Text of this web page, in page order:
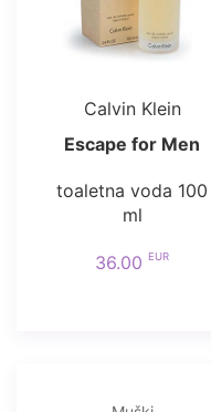
Calvin Klein
Escape for Men
toaletna voda 100
ml
36.00 EUR